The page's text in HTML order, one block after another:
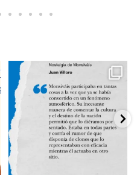
En el marco del natalicio de Carlos
65 2